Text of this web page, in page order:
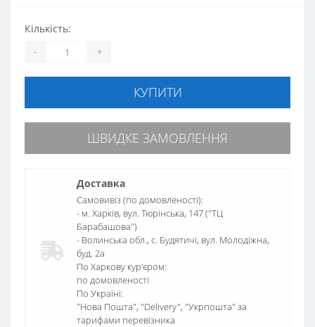
Кількість:
- +
КУПИТИ
ШВИДКЕ ЗАМОВЛЕННЯ
Доставка
Самовивіз (по домовленості):
- м. Харків, вул. Тюрінська, 147 ("ТЦ
Барабашова")
- Волинська обл., c. Будятичі, вул. Молодіжна,
буд. 2а
По Харкову кур'єром:
по домовленості
По Україні:
"Нова Пошта", "Delivery", "Укрпошта" за
тарифами перевізника